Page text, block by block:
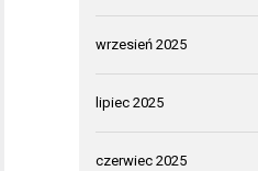
wrzesień 2025
lipiec 2025
czerwiec 2025